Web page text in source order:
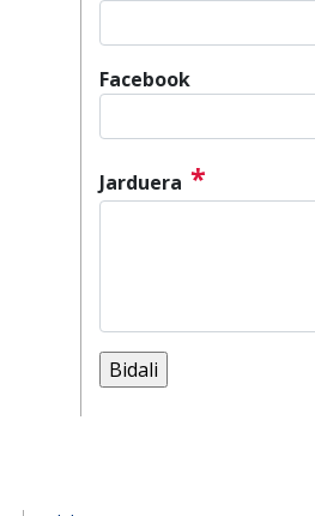
Facebook
Jarduera *